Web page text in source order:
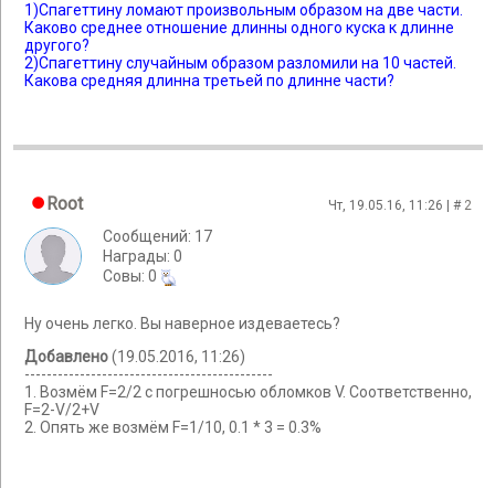
1)Спагеттину ломают произвольным образом на две части.
Каково среднее отношение длинны одного куска к длинне
другого?
2)Спагеттину случайным образом разломили на 10 частей.
Какова средняя длинна третьей по длинне части?
Root Чт, 19.05.16, 11:26 | # 2
Сообщений: 17
Награды: 0
Cовы: 0
Ну очень легко. Вы наверное издеваетесь?
Добавлено(19.05.2016, 11:26)
---------------------------------------------
1. Возмём F=2/2 с погрешносью обломков V. Соответственно,
F=2-V/2+V
2. Опять же возмём F=1/10, 0.1 * 3 = 0.3%